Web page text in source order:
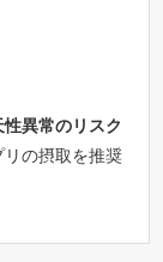
異常のリスク
の摂取を推奨